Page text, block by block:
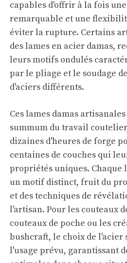
capables d'offrir à la fois
remarquable et une
éviter la rupture. Certains
des lames en acier damas,
leurs motifs ondulés
par le pliage et le soudage
d'aciers différents.
Ces lames damas
summum du travail
dizaines d'heures de forge
centaines de couches qui
propriétés uniques. Chaque
un motif distinct, fruit du
et des techniques de
l'artisan. Pour les couteaux
couteaux de poche ou les
bushcraft, le choix de l'acier
l'usage prévu, garantissant